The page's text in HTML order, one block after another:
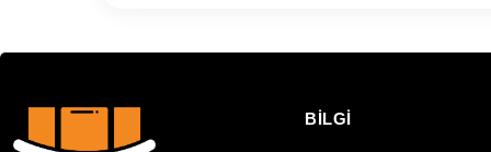
BİLGİ